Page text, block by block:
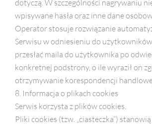
dotyczą. W szczególności nagrywaniu
wpisywane hasła oraz inne dane
Operator stosuje rozwiązanie
Serwisu w odniesieniu do
przesłać maila do użytkownika po
konkretnej podstrony, o ile wyraził on
otrzymywanie korespondencji
8. Informacja o plikach cookies
Serwis korzysta z plików cookies.
Pliki cookies (tzw. „ciasteczka”)